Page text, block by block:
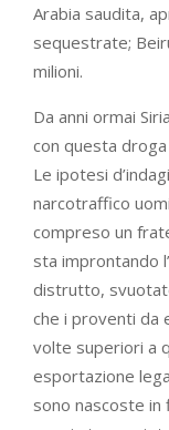
Arabia saudita,
sequestrate;
milioni.
Da anni ormai
con questa
Le ipotesi
narcotraffico
compreso un
sta improntando
distrutto,
che i proventi da
volte superiori a
esportazione
sono nascoste in